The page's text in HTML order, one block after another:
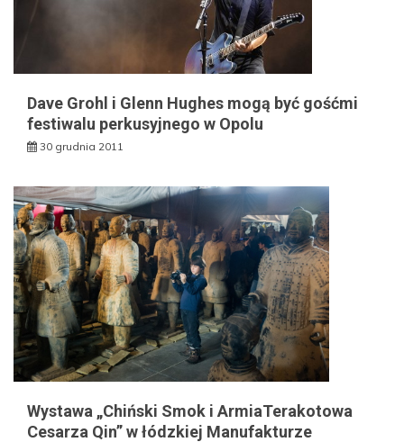
Dave Grohl i Glenn Hughes mogą być gośćmi
festiwalu perkusyjnego w Opolu
30 grudnia 2011
Wystawa „Chiński Smok i ArmiaTerakotowa
Cesarza Qin” w łódzkiej Manufakturze